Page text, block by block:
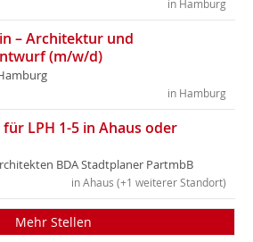
in Hamburg
– Architektur und
(m/w/d)
in Hamburg
LPH 1-5 in Ahaus oder
BDA Stadtplaner PartmbB
in Ahaus (+1 weiterer Standort)
Mehr Stellen